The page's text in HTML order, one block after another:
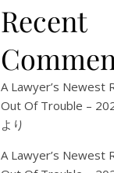
Recent
A Lawyer’s Newest
Out Of Trouble –
より
A Lawyer’s Newest